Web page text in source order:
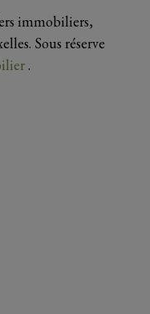
immobiliers,
Sous réserve
.